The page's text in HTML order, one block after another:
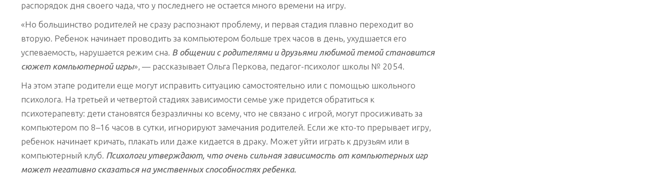
распорядок дня своего чада, что у последнего не остается много времени на игру.
«Но большинство родителей не сразу распознают проблему, и первая стадия плавно переходит во
вторую. Ребенок начинает проводить за компьютером больше трех часов в день, ухудшается его
успеваемость, нарушается режим сна. В общении с родителями и друзьями любимой темой становится
сюжет компьютерной игры», — рассказывает Ольга Перкова, педагог-психолог школы № 2054.
На этом этапе родители еще могут исправить ситуацию самостоятельно или с помощью школьного
психолога. На третьей и четвертой стадиях зависимости семье уже придется обратиться к
психотерапевту: дети становятся безразличны ко всему, что не связано с игрой, могут просиживать за
компьютером по 8–16 часов в сутки, игнорируют замечания родителей. Если же кто-то прерывает игру,
ребенок начинает кричать, плакать или даже кидается в драку. Может уйти играть к друзьям или в
компьютерный клуб. Психологи утверждают, что очень сильная зависимость от компьютерных игр
может негативно сказаться на умственных способностях ребенка.